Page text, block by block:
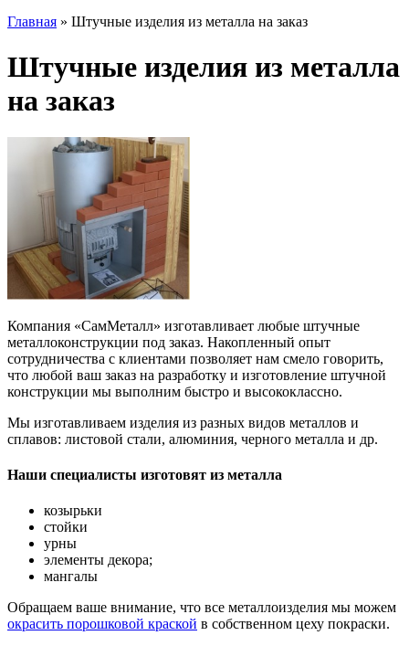
Главная » Штучные изделия из металла на заказ
Штучные изделия из металла
на заказ
Компания «СамМеталл» изготавливает любые штучные
металлоконструкции под заказ. Накопленный опыт
сотрудничества с клиентами позволяет нам смело говорить,
что любой ваш заказ на разработку и изготовление штучной
конструкции мы выполним быстро и высококлассно.
Мы изготавливаем изделия из разных видов металлов и
сплавов: листовой стали, алюминия, черного металла и др.
Наши специалисты изготовят из металла
козырьки
стойки
урны
элементы декора;
мангалы
Обращаем ваше внимание, что все металлоизделия мы можем
окрасить порошковой краской в собственном цеху покраски.